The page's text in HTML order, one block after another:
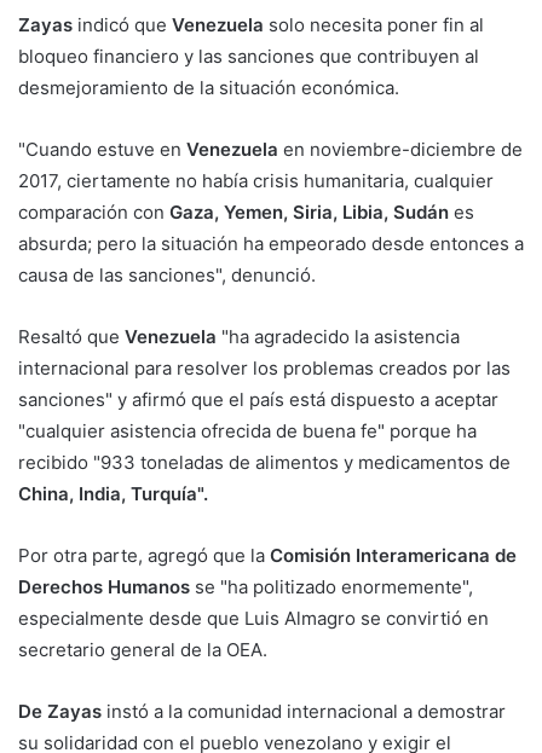
Zayas indicó que Venezuela solo necesita poner fin al
bloqueo financiero y las sanciones que contribuyen al
desmejoramiento de la situación económica.
"Cuando estuve en Venezuela en noviembre-diciembre de
2017, ciertamente no había crisis humanitaria, cualquier
comparación con Gaza, Yemen, Siria, Libia, Sudán es
absurda; pero la situación ha empeorado desde entonces a
causa de las sanciones", denunció.
Resaltó que Venezuela "ha agradecido la asistencia
internacional para resolver los problemas creados por las
sanciones" y afirmó que el país está dispuesto a aceptar
"cualquier asistencia ofrecida de buena fe" porque ha
recibido "933 toneladas de alimentos y medicamentos de
China, India, Turquía".
Por otra parte, agregó que la Comisión Interamericana de
Derechos Humanos se "ha politizado enormemente",
especialmente desde que Luis Almagro se convirtió en
secretario general de la OEA.
De Zayas instó a la comunidad internacional a demostrar
su solidaridad con el pueblo venezolano y exigir el